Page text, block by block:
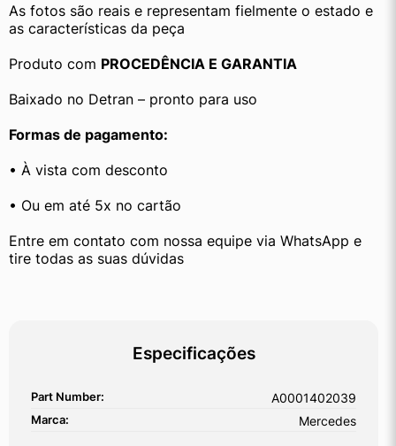
As fotos são reais e representam fielmente o estado e
as características da peça
Produto com PROCEDÊNCIA E GARANTIA
Baixado no Detran – pronto para uso
Formas de pagamento:
• À vista com desconto
• Ou em até 5x no cartão
Entre em contato com nossa equipe via WhatsApp e
tire todas as suas dúvidas
Especificações
Part Number: A0001402039
Marca: Mercedes